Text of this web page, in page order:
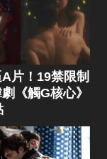
片！19禁限制
《觸G核心》